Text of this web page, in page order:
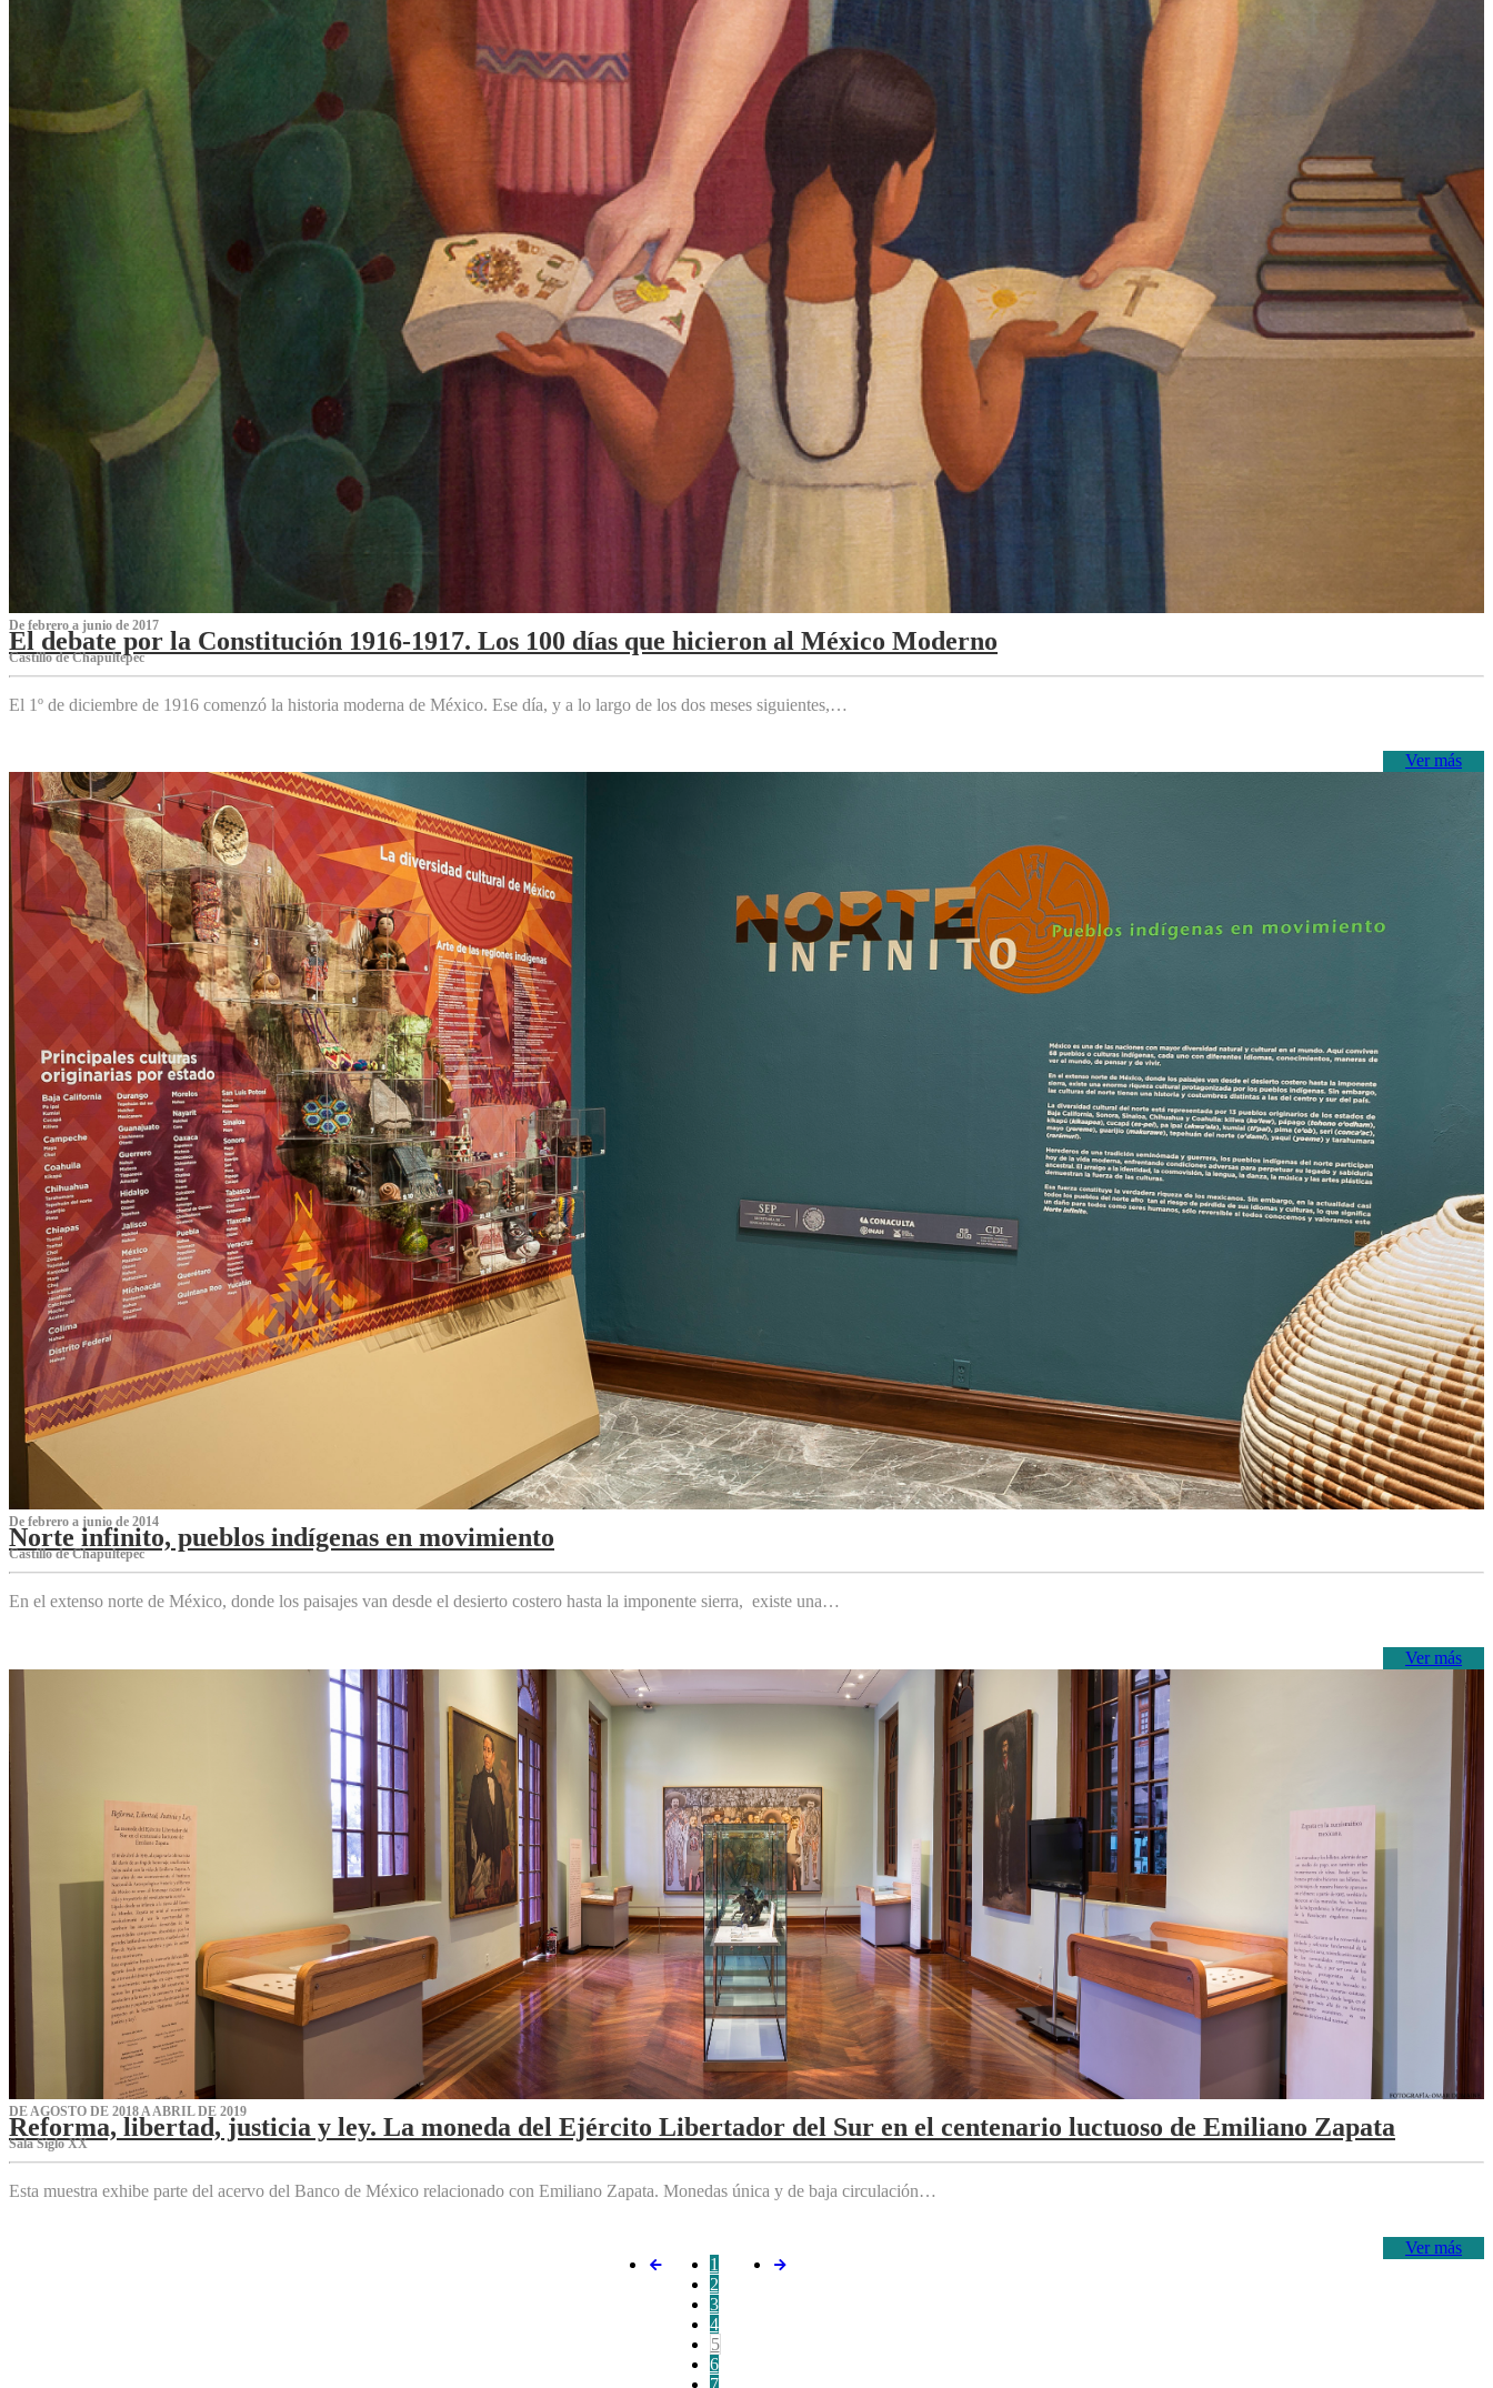
De febrero a junio de 2017
El debate por la Constitución 1916-1917. Los 100 días que hicieron al México Moderno
Castillo de Chapultepec
El 1º de diciembre de 1916 comenzó la historia moderna de México. Ese día, y a lo largo de los dos meses siguientes,…
Ver más
De febrero a junio de 2014
Norte infinito, pueblos indígenas en movimiento
Castillo de Chapultepec
En el extenso norte de México, donde los paisajes van desde el desierto costero hasta la imponente sierra, existe una…
Ver más
DE AGOSTO DE 2018 A ABRIL DE 2019
Reforma, libertad, justicia y ley. La moneda del Ejército Libertador del Sur en el centenario luctuoso de Emiliano Zapata
Sala Siglo XX
Esta muestra exhibe parte del acervo del Banco de México relacionado con Emiliano Zapata. Monedas única y de baja circulación…
Ver más
1
2
3
4
5
6
7